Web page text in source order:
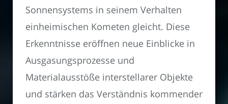
Sonnensystems in seinem Verhalten
einheimischen Kometen gleicht. Diese
Erkenntnisse eröffnen neue Einblicke in
Ausgasungsprozesse und
Materialausstöße interstellarer Objekte
und stärken das Verständnis kommender